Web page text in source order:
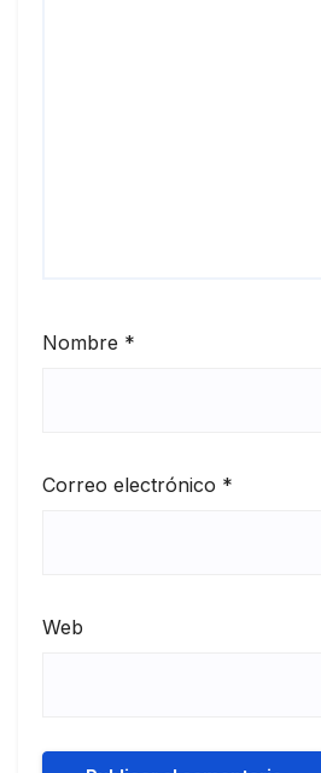
Nombre *
Correo electrónico *
Web